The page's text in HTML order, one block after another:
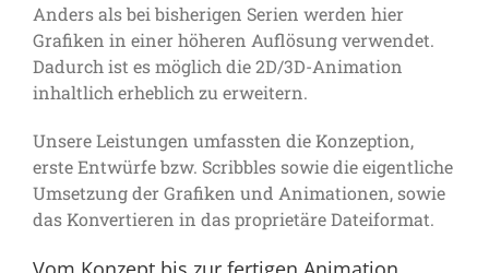
Anders als bei bisherigen Serien werden hier
Grafiken in einer höheren Auflösung verwendet.
Dadurch ist es möglich die 2D/3D-Animation
inhaltlich erheblich zu erweitern.
Unsere Leistungen umfassten die Konzeption,
erste Entwürfe bzw. Scribbles sowie die eigentliche
Umsetzung der Grafiken und Animationen, sowie
das Konvertieren in das proprietäre Dateiformat.